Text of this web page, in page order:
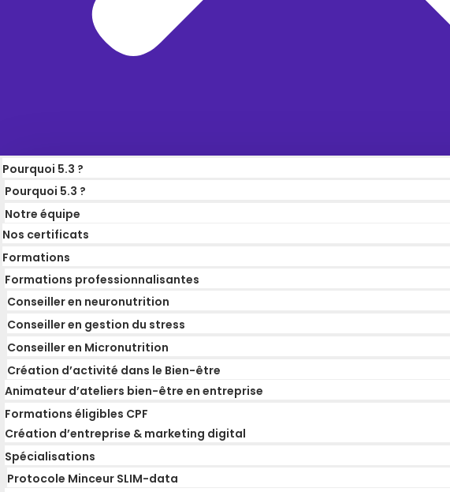
Pourquoi 5.3 ?
Pourquoi 5.3 ?
Notre équipe
Nos certificats
Formations
Formations professionnalisantes
Conseiller en neuronutrition
Conseiller en gestion du stress
Conseiller en Micronutrition
Création d’activité dans le Bien-être
Animateur d’ateliers bien-être en entreprise
Formations éligibles CPF
Création d’entreprise & marketing digital
Spécialisations
Protocole Minceur SLIM-data